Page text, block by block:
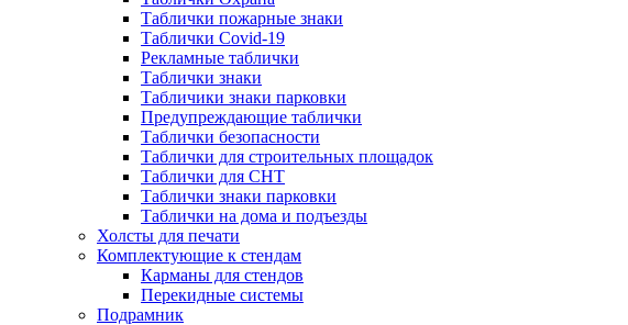
Таблички пожарные знаки
Таблички Covid-19
Рекламные таблички
Таблички знаки
Табличики знаки парковки
Предупреждающие таблички
Таблички безопасности
Таблички для строительных площадок
Таблички для СНТ
Таблички знаки парковки
Таблички на дома и подъезды
Холсты для печати
Комплектующие к стендам
Карманы для стендов
Перекидные системы
Подрамник